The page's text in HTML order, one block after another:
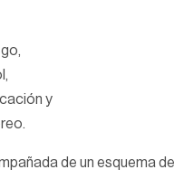
y
de un esquema